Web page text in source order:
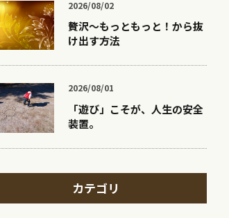
2026/08/02
贅沢〜もっともっと！から抜
け出す方法
2026/08/01
「遊び」こそが、人生の安全
装置。
カテゴリ